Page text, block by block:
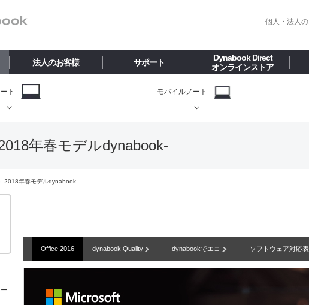
法人のお客様 サポート
Dynabook Direct
オンラインストア
ト モバイルノート
年春モデルdynabook-
-2018年春モデルdynabook-
Office 2016 dynabook Quality dynabookでエコ ソフトウェア対応表